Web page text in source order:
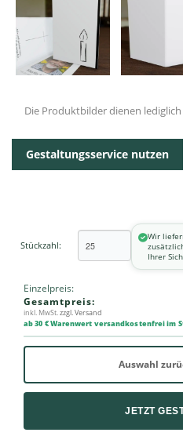
Die Produktbilder dienen
Gestaltungsservice nutzen
Stückzahl:
Wir
Ihrer
Einzelpreis:
Gesamtpreis:
inkl. MwSt. zzgl. Versand
ab 30 € Warenwert versandkostenfrei im
Auswahl
JETZT